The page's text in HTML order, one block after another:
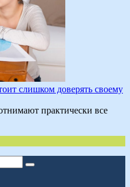
слишком доверять своему
практически все